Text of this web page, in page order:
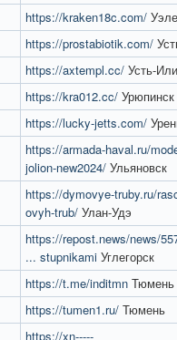
https://kraken18c.com/
https://prostabiotik.com/
https://axtempl.cc/ Усть-
https://kra012.cc/ Урюпинск
https://lucky-jetts.com/
https://armada-haval.ru/
jolion-new2024/ Ульяновск
https://dymovye-truby.ru/
ovyh-trub/ Улан-Удэ
https://repost.news/news/
... stupnikami Углегорск
https://t.me/inditmn Тюмень
https://tumen1.ru/ Тюмень
https://xn-----